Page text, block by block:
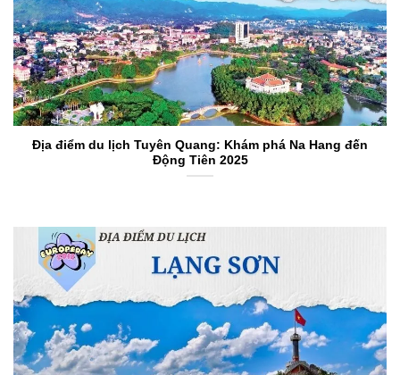
Địa điểm du lịch Tuyên Quang: Khám phá Na Hang đến
Động Tiên 2025